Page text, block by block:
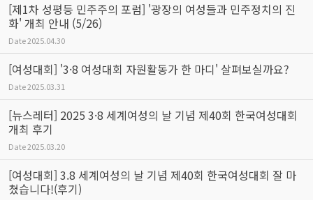
[제1차 성평등 민주주의 포럼] '광장의 여성들과 민주정치의 진
화' 개최 안내 (5/26)
Date2025.04.30
[여성대회] '3·8 여성대회 자원활동가 한 마디' 살펴보실까요?
Date2025.03.31
[뉴스레터] 2025 3·8 세계여성의 날 기념 제40회 한국여성대회
개최 후기
Date2025.03.20
[여성대회] 3.8 세계여성의 날 기념 제40회 한국여성대회 잘 마
쳤습니다!(후기)